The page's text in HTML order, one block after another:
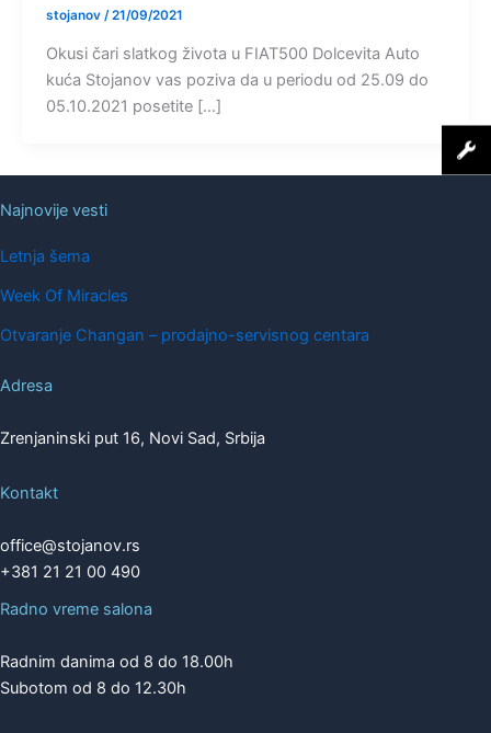
stojanov /21/09/2021
Okusi čari slatkog života u FIAT500 Dolcevita Auto
kuća Stojanov vas poziva da u periodu od 25.09 do
05.10.2021 posetite […]
Najnovije vesti
Letnja šema
Week Of Miracles
Otvaranje Changan – prodajno-servisnog centara
Adresa
Zrenjaninski put 16, Novi Sad, Srbija
Kontakt
office@stojanov.rs
+381 21 21 00 490
Radno vreme salona
Radnim danima od 8 do 18.00h
Subotom od 8 do 12.30h